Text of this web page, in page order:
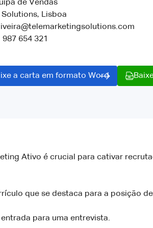
de Vendas
Lisboa
654 321
a carta em formato Word
Ativo é crucial para cativar
que se destaca para a posição
para uma entrevista.